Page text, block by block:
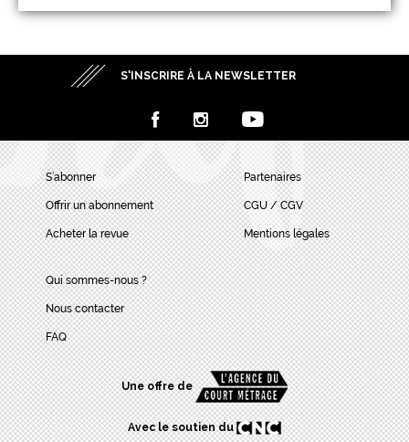
S’INSCRIRE À LA NEWSLETTER
S’abonner
Offrir un abonnement
Acheter la revue
Partenaires
CGU / CGV
Mentions légales
Qui sommes-nous ?
Nous contacter
FAQ
Une offre de
Avec le soutien du